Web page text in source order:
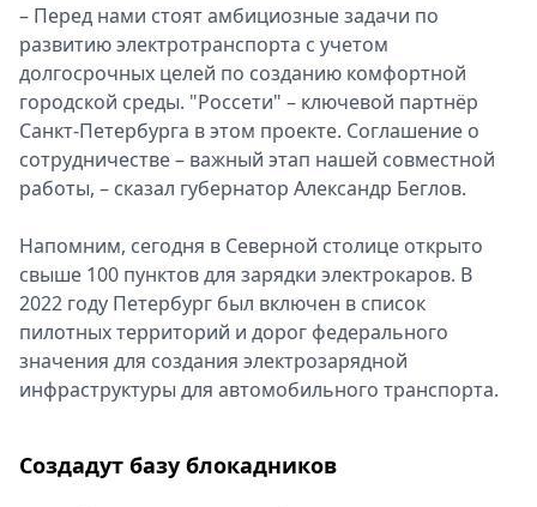
– Перед нами стоят амбициозные задачи по
развитию электротранспорта с учетом
долгосрочных целей по созданию комфортной
городской среды. "Россети" – ключевой партнёр
Санкт-Петербурга в этом проекте. Соглашение о
сотрудничестве – важный этап нашей совместной
работы, – сказал губернатор Александр Беглов.
Напомним, сегодня в Северной столице открыто
свыше 100 пунктов для зарядки электрокаров. В
2022 году Петербург был включен в список
пилотных территорий и дорог федерального
значения для создания электрозарядной
инфраструктуры для автомобильного транспорта.
Создадут базу блокадников